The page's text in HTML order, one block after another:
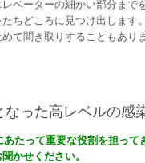
レベーターの細かい部分まで
ちどころに見つけ出します
て聞き取りすることもあり
なった高レベルの感
たって重要な役割を担って
かせください。